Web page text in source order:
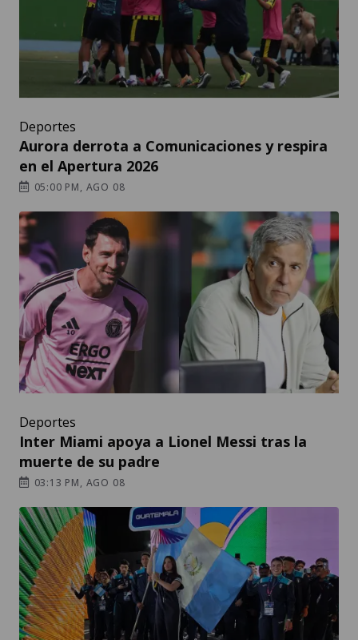
Deportes
Aurora derrota a Comunicaciones y respira
en el Apertura 2026
05:00 PM, AGO 08
Deportes
Inter Miami apoya a Lionel Messi tras la
muerte de su padre
03:13 PM, AGO 08